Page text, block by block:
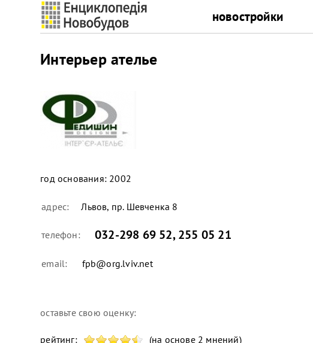
новостройки
Интерьер ателье
год основания: 2002
адрес: Львов, пр. Шевченка 8
телефон: 032-298 69 52,255 05 21
email: fpb@org.lviv.net
оставьте свою оценку:
рейтинг: (на основе 2 мнений)